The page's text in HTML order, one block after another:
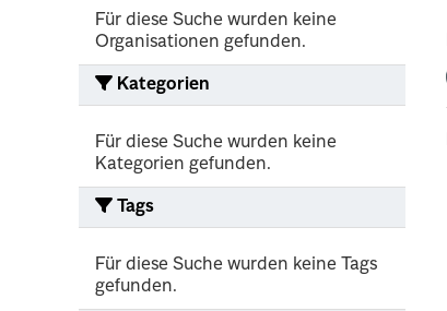
Für diese Suche wurden keine
Organisationen gefunden.
Kategorien
Für diese Suche wurden keine
Kategorien gefunden.
Tags
Für diese Suche wurden keine Tags
gefunden.